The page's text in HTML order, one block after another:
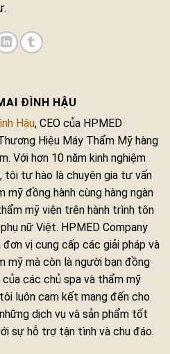
ĐÌNH HẬU
Hậu, CEO của HPMED
Hiệu Máy Thẩm Mỹ hàng
Với hơn 10 năm kinh nghiệm
tôi tự hào là chuyên gia tư vấn
mỹ đồng hành cùng hàng ngàn
mỹ viện trên hành trình tôn
nữ Việt. HPMED Company
vị cung cấp các giải pháp và
mỹ mà còn là người bạn đồng
của các chủ spa và thẩm mỹ
luôn cam kết mang đến cho
dịch vụ và sản phẩm tốt
sự hỗ trợ tận tình và chu đáo.